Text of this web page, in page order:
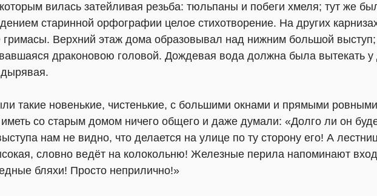
вилась затейливая резьба: тюльпаны и побеги хмеля; тут же
старинной орфографии целое стихотворение. На других
Верхний этаж дома образовывал над нижним большой
драконовою головой. Дождевая вода должна была вытекать у
такие новенькие, чистенькие, с большими окнами и прямыми
со старым домом ничего общего и даже думали: «Долго ли он
нам не видно, что делается на улице по ту сторону его! А
словно ведёт на колокольню! Железные перила напоминают
бляхи! Просто неприлично!»